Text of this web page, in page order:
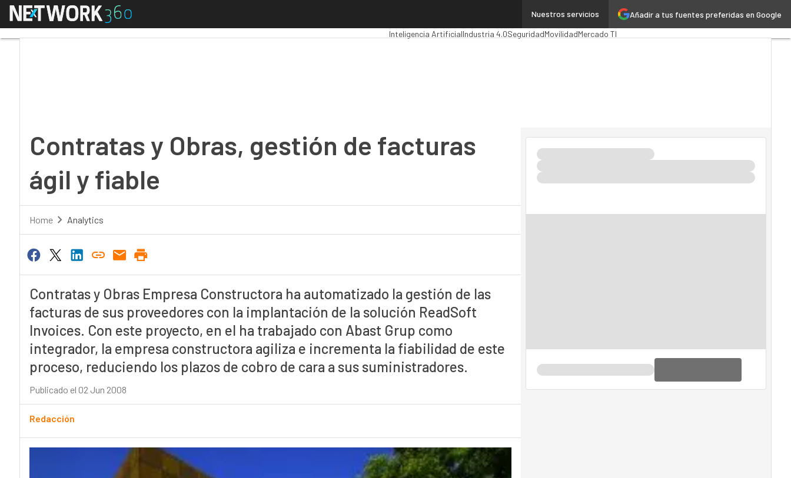
Añadir a tus fuentes preferidas en Google
Nuestros servicios
Menú Administración PúblicaMarTech
Cloud
Inteligencia ArtificialIndustria 4.0SeguridadMovilidadMercado TI
Contratas y Obras, gestión de facturas
ágil y fiable
Home Analytics
Contratas y Obras Empresa Constructora ha automatizado la gestión de las
facturas de sus proveedores con la implantación de la solución ReadSoft
Invoices. Con este proyecto, en el ha trabajado con Abast Grup como
integrador, la empresa constructora agiliza e incrementa la fiabilidad de este
proceso, reduciendo los plazos de cobro de cara a sus suministradores.
Publicado el 02 Jun 2008
Redacción